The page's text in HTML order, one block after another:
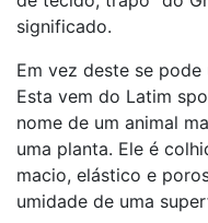
significado.
Em vez deste se pode
Esta vem do Latim
nome de um animal
uma planta. Ele é
macio, elástico e
umidade de uma